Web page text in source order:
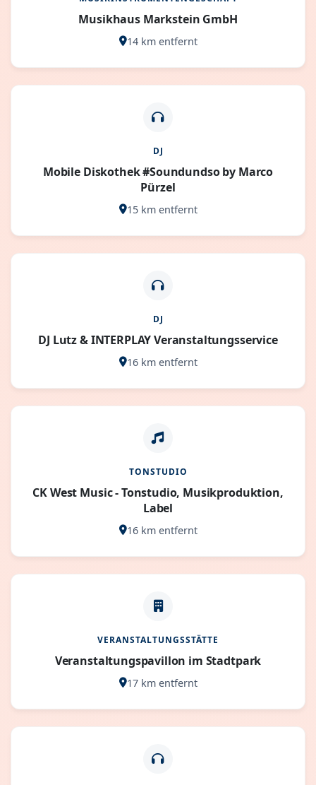
Musikhaus Markstein GmbH
14 km entfernt
DJ
Mobile Diskothek #Soundundso by Marco
Pürzel
15 km entfernt
DJ
DJ Lutz & INTERPLAY Veranstaltungsservice
16 km entfernt
TONSTUDIO
CK West Music - Tonstudio, Musikproduktion,
Label
16 km entfernt
VERANSTALTUNGSSTÄTTE
Veranstaltungspavillon im Stadtpark
17 km entfernt